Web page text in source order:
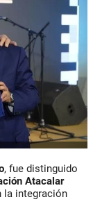
, fue distinguido
Atacalar
la integración